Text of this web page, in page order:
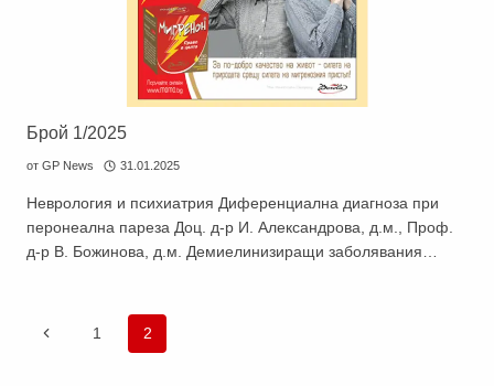
Брой 1/2025
от GP News 31.01.2025
Неврология и психиатрия Диференциална диагноза при
перонеална пареза Доц. д-р И. Александрова, д.м., Проф.
д-р В. Божинова, д.м. Демиелинизиращи заболявания…
Навигация
Предишна
1 2